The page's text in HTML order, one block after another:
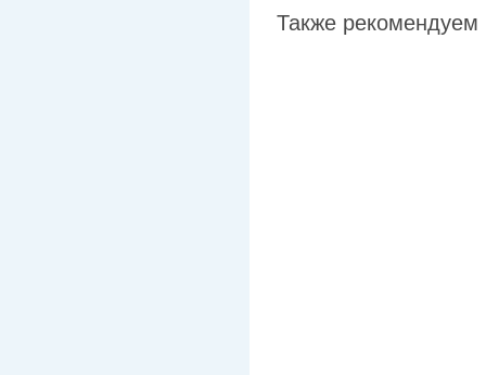
Также рекомендуем